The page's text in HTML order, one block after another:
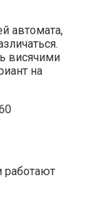
автомата,
висячими
на
работают